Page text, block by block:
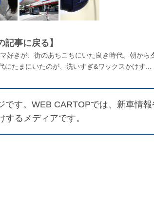
記事に戻る】
好きが、街のあちこちにいた良き時代。朝から
たまにいたのが、洗いすぎ&ワックスかけす...
です。WEB CARTOPでは、新車情
るメディアです。